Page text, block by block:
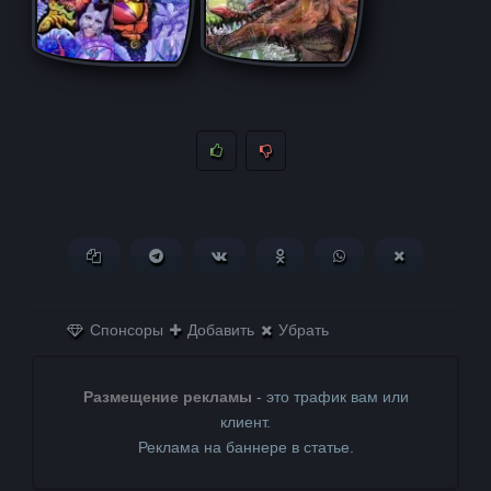
Копировать ссылкуПоделиться в Telegram
Поделиться ВКонтактеПоделиться в
Поделиться в
Спонсоры Добавить Убрать
Размещение рекламы - это трафик вам или
клиент.
Реклама на баннере в статье.